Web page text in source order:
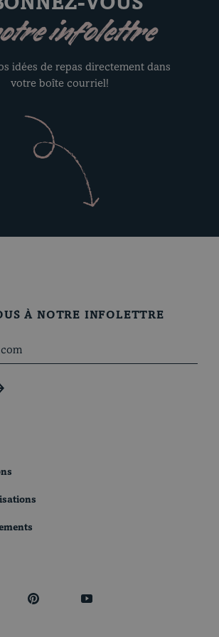
VOUS
infolettre
idées de repas directement dans
votre boîte courriel!
d’accueil
pinterest youtube
À NOTRE INFOLETTRE